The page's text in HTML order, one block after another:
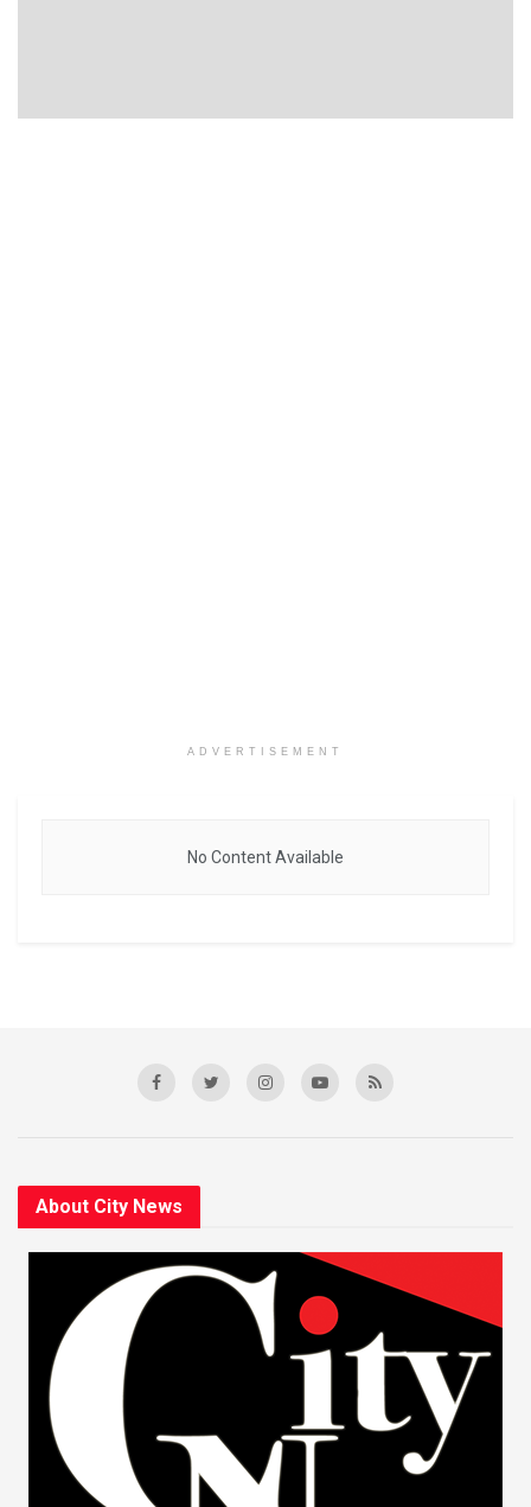
ADVERTISEMENT
No Content Available
About City News